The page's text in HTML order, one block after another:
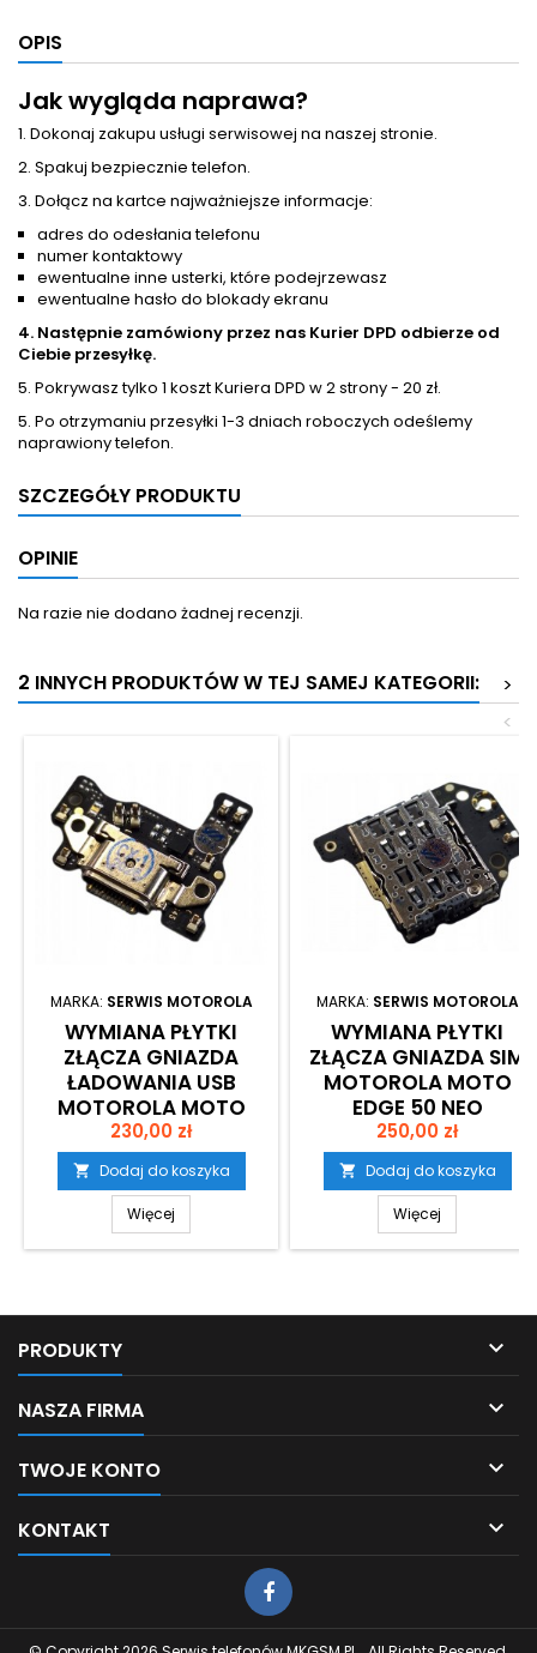
OPIS
Jak wygląda naprawa?
1. Dokonaj zakupu usługi serwisowej na naszej stronie.
2. Spakuj bezpiecznie telefon.
3. Dołącz na kartce najważniejsze informacje:
adres do odesłania telefonu
numer kontaktowy
ewentualne inne usterki, które podejrzewasz
ewentualne hasło do blokady ekranu
4. Następnie zamówiony przez nas Kurier DPD odbierze od
Ciebie przesyłkę.
5. Pokrywasz tylko 1 koszt Kuriera DPD w 2 strony - 20 zł.
5. Po otrzymaniu przesyłki 1-3 dniach roboczych odeślemy
naprawiony telefon.
SZCZEGÓŁY PRODUKTU
OPINIE
Na razie nie dodano żadnej recenzji.
2 INNYCH PRODUKTÓW W TEJ SAMEJ KATEGORII:
>
<
MARKA: SERWIS MOTOROLA
WYMIANA PŁYTKI
ZŁĄCZA GNIAZDA
ŁADOWANIA USB
MOTOROLA MOTO
EDGE 50 NEO
Cena
230,00 zł
 Dodaj do koszyka
Więcej
MARKA: SERWIS MOTOROLA
WYMIANA PŁYTKI
ZŁĄCZA GNIAZDA SIM
MOTOROLA MOTO
EDGE 50 NEO
Cena
250,00 zł
 Dodaj do koszyka
Więcej
PRODUKTY 
NASZA FIRMA 
TWOJE KONTO 
KONTAKT 